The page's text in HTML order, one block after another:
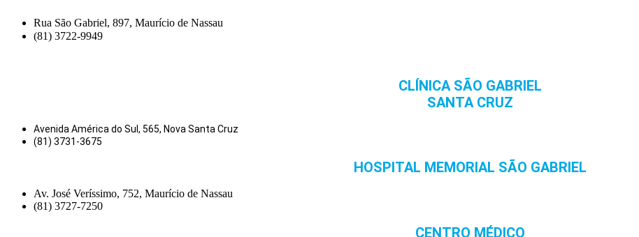
Rua São Gabriel, 897, Maurício de Nassau
(81) 3722-9949
CLÍNICA SÃO GABRIEL
SANTA CRUZ
Avenida América do Sul, 565, Nova Santa Cruz
(81) 3731-3675
HOSPITAL MEMORIAL SÃO GABRIEL
Av. José Veríssimo, 752, Maurício de Nassau
(81) 3727-7250
CENTRO MÉDICO